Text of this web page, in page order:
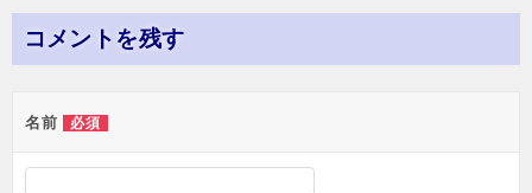
ナ
ビ
コメントを残す
名前 必須